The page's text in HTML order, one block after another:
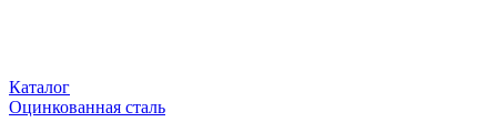
Каталог
Оцинкованная сталь